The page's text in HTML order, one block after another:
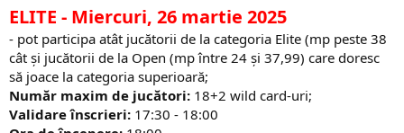
ELITE - Miercuri, 26 martie 2025
- pot participa atât jucătorii de la categoria Elite (mp peste 38
cât și jucătorii de la Open (mp între 24 și 37,99) care doresc
să joace la categoria superioară;​
Număr maxim de jucători: 18+2 wild card-uri;
Validare înscrieri: 17:30 - 18:00